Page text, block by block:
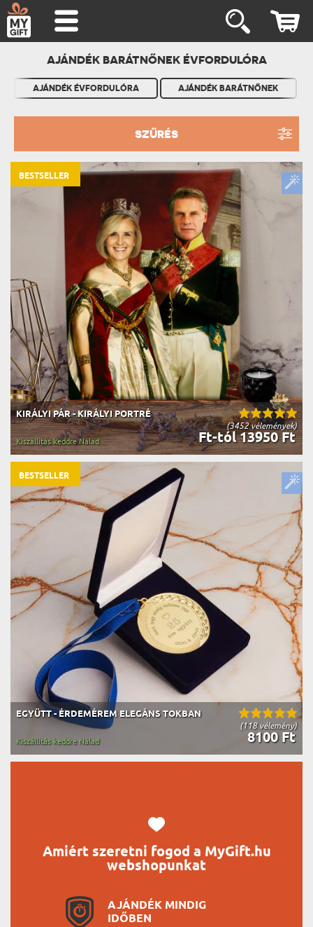
AJÁNDÉK BARÁTNŐNEK ÉVFORDULÓRA
AJÁNDÉK ÉVFORDULÓRA AJÁNDÉK BARÁTNŐNEK
SZŰRÉS
(3452 vélemények)
KIRÁLYI PÁR - KIRÁLYI PORTRÉ
Ft-tól 13950 Ft
Kiszállítás keddre Nálad
BESTSELLER
(118 vélemény)
EGYÜTT - ÉRDEMÉREM ELEGÁNS TOKBAN
8100 Ft
Kiszállítás keddre Nálad
BESTSELLER
Amiért szeretni fogod a MyGift.hu
webshopunkat
AJÁNDÉK MINDIG
IDŐBEN